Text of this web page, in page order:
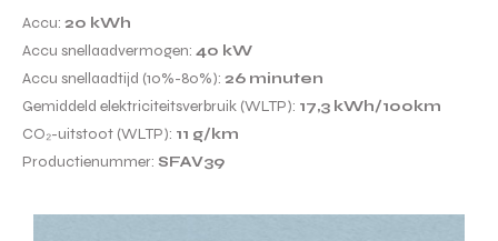
Accu: 20 kWh
Accu snellaadvermogen: 40 kW
Accu snellaadtijd (10%-80%): 26 minuten
Gemiddeld elektriciteitsverbruik (WLTP): 17,3 kWh/100km
CO₂-uitstoot (WLTP): 11 g/km
Productienummer: SFAV39